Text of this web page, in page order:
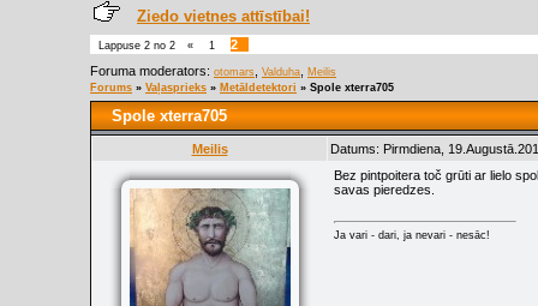
Ziedo vietnes attīstībai!
Lappuse 2 no 2 « 1
2
Foruma moderators: otomars Valduha
Meilis
Forums » Vaļasprieks » Metāldetektori » Spole xterra705
Spole xterra705
Meilis Datums: Pirmdiena,
Bez pintpoitera toč grūti ar lielo
savas pieredzes.
Ja vari - dari, ja nevari - nesāc!